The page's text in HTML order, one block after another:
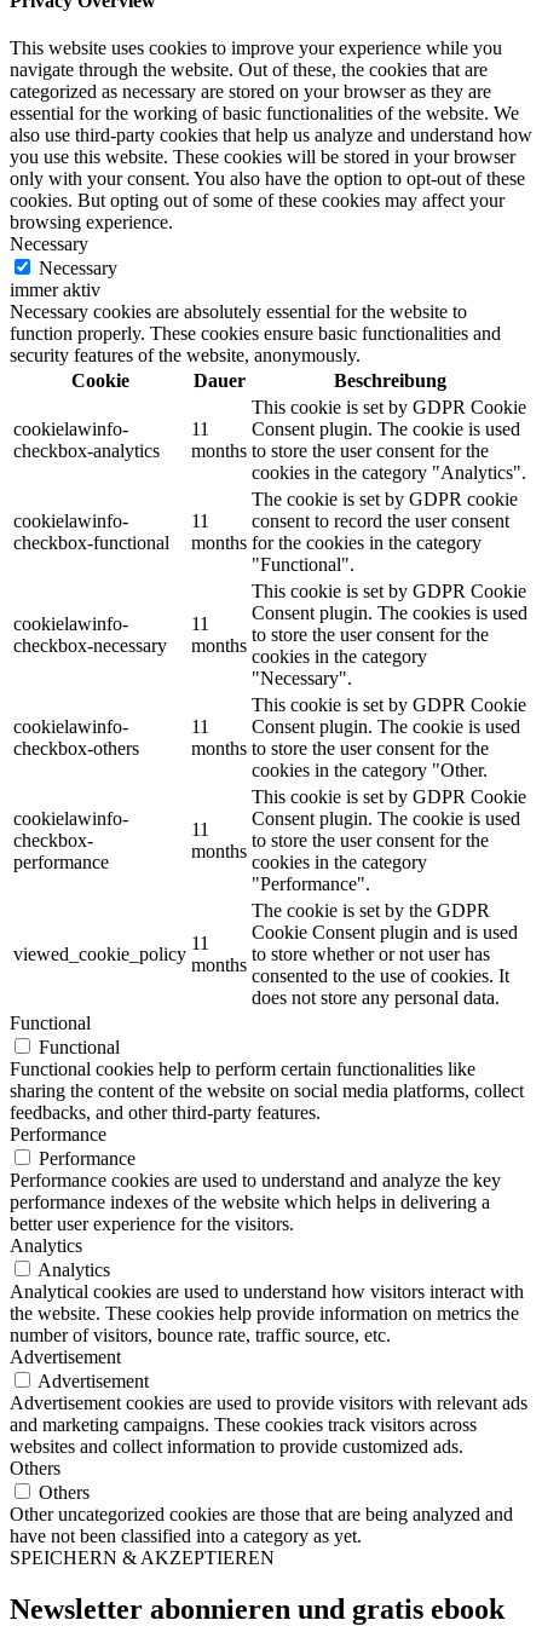
This website uses cookies to improve your experience while you
navigate through the website. Out of these, the cookies that are
categorized as necessary are stored on your browser as they are
essential for the working of basic functionalities of the website. We
also use third-party cookies that help us analyze and understand how
you use this website. These cookies will be stored in your browser
only with your consent. You also have the option to opt-out of these
cookies. But opting out of some of these cookies may affect your
browsing experience.
Necessary
Necessary
immer aktiv
Necessary cookies are absolutely essential for the website to
function properly. These cookies ensure basic functionalities and
security features of the website, anonymously.
Cookie
Dauer Beschreibung
cookielawinfo-
checkbox-analytics
11
months
This cookie is set by GDPR Cookie
Consent plugin. The cookie is used
to store the user consent for the
cookies in the category "Analytics".
cookielawinfo-
checkbox-functional
11
months
The cookie is set by GDPR cookie
consent to record the user consent
for the cookies in the category
"Functional".
cookielawinfo-
checkbox-necessary
11
months
This cookie is set by GDPR Cookie
Consent plugin. The cookies is used
to store the user consent for the
cookies in the category
"Necessary".
cookielawinfo-
checkbox-others
11
months
This cookie is set by GDPR Cookie
Consent plugin. The cookie is used
to store the user consent for the
cookies in the category "Other.
cookielawinfo-
checkbox-
performance
11
months
This cookie is set by GDPR Cookie
Consent plugin. The cookie is used
to store the user consent for the
cookies in the category
"Performance".
viewed_cookie_policy
11
months
The cookie is set by the GDPR
Cookie Consent plugin and is used
to store whether or not user has
consented to the use of cookies. It
does not store any personal data.
Functional
Functional
Functional cookies help to perform certain functionalities like
sharing the content of the website on social media platforms, collect
feedbacks, and other third-party features.
Performance
Performance
Performance cookies are used to understand and analyze the key
performance indexes of the website which helps in delivering a
better user experience for the visitors.
Analytics
Analytics
Analytical cookies are used to understand how visitors interact with
the website. These cookies help provide information on metrics the
number of visitors, bounce rate, traffic source, etc.
Advertisement
Advertisement
Advertisement cookies are used to provide visitors with relevant ads
and marketing campaigns. These cookies track visitors across
websites and collect information to provide customized ads.
Others
Others
Other uncategorized cookies are those that are being analyzed and
have not been classified into a category as yet.
SPEICHERN & AKZEPTIEREN
Newsletter abonnieren und gratis ebook